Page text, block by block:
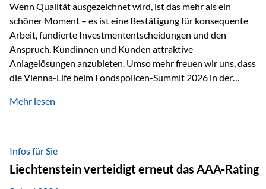
Wenn Qualität ausgezeichnet wird, ist das mehr als ein
schöner Moment – es ist eine Bestätigung für konsequente
Arbeit, fundierte Investmententscheidungen und den
Anspruch, Kundinnen und Kunden attraktive
Anlagelösungen anzubieten. Umso mehr freuen wir uns, dass
die Vienna-Life beim Fondspolicen-Summit 2026 in der
dieser Ehrung ist der renommierte Fondspolicenreport der
analysiert und verglichen wurden. Das Ergebnis: Die ETF-
Auswahl der Vienna-Life zählt zu den drei besten Angeboten
am Markt. Für uns ist diese Auszeichnung eine Bestätigung
Mehr lesen
Infos für Sie
Liechtenstein verteidigt erneut das AAA-Rating